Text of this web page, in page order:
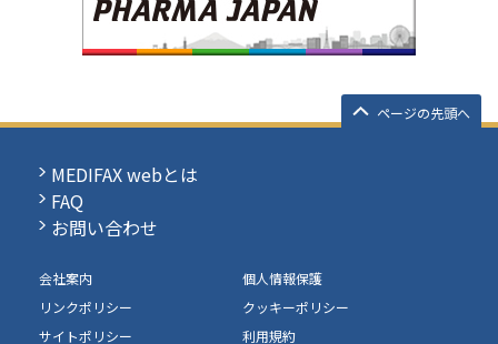
ページの先頭へ
MEDIFAX webとは
FAQ
お問い合わせ
会社案内
個人情報保護
リンクポリシー
クッキーポリシー
サイトポリシー
利用規約